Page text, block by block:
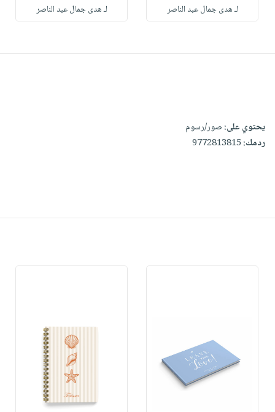
لـ هدى جمال عبد الناصر
لـ هدى جمال عبد الناصر
يحتوي على:صور/رسوم
ردمك:9772813815